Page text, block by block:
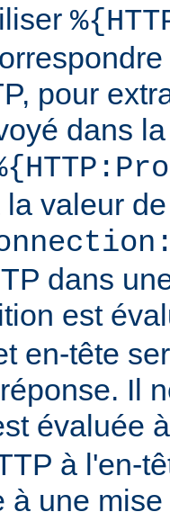
pour
dans
valeur
dans
est
en-tête
Il
évaluée
à l'en-
à une